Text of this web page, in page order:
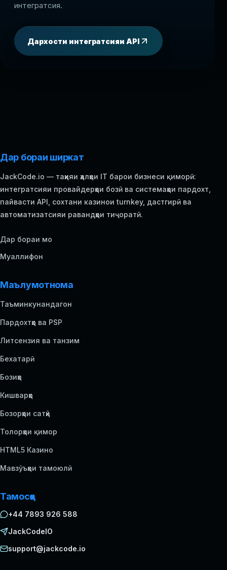
интегратсия.
Дархости интегратсияи API
Дар бораи ширкат
JackCode.io — таҳияи ҳалҳои IT барои бизнеси қиморӣ:
интегратсияи провайдерҳои бозӣ ва системаҳои пардохт,
пайвасти API, сохтани казинои turnkey, дастгирӣ ва
автоматизатсияи равандҳои тиҷоратӣ.
Дар бораи мо
Муаллифон
Маълумотнома
Таъминкунандагон
Пардохтҳо ва PSP
Литсензия ва танзим
Бехатарӣ
Бозиҳо
Кишварҳо
Бозорҳои сатҳӣ
Толорҳои қимор
HTML5 Казино
Мавзӯъҳои тамоюлӣ
Тамосҳо
+44 7893 926 588
JackCodeIO
support@jackcode.io